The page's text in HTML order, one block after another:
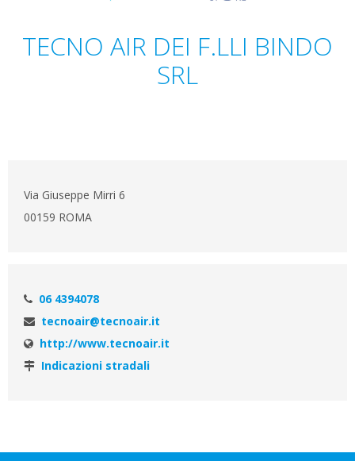
TECNO AIR DEI F.LLI BINDO
SRL
Via Giuseppe Mirri 6
00159 ROMA
06 4394078
tecnoair@tecnoair.it
http://www.tecnoair.it
Indicazioni stradali